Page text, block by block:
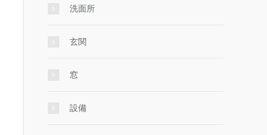
洗面所
玄関
窓
設備